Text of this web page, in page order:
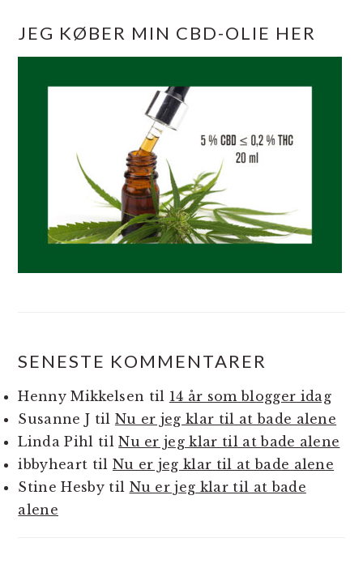
JEG KØBER MIN CBD-OLIE HER
SENESTE KOMMENTARER
Henny Mikkelsen til 14 år som blogger idag
Susanne J til Nu er jeg klar til at bade alene
Linda Pihl tilNu er jeg klar til at bade alene
ibbyheart til Nu er jeg klar til at bade alene
Stine Hesbytil Nu er jeg klar til at bade
alene